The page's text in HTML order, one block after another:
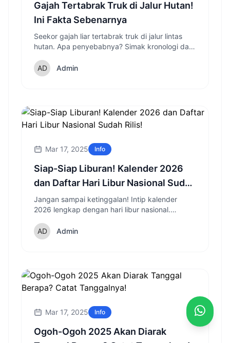
Gajah Tertabrak Truk di Jalur Hutan!
Ini Fakta Sebenarnya
Seekor gajah liar tertabrak truk di jalur lintas
hutan. Apa penyebabnya? Simak kronologi dan
Admin
Mar 17, 2025 Info
Siap-Siap Liburan! Kalender 2026
dan Daftar Hari Libur Nasional Sudah
Rilis!
Jangan sampai ketinggalan! Intip kalender
2026 lengkap dengan hari libur nasional.
nikmati momen spesial di 2026!
Admin
Mar 17, 2025 Info
Ogoh-Ogoh 2025 Akan Diarak